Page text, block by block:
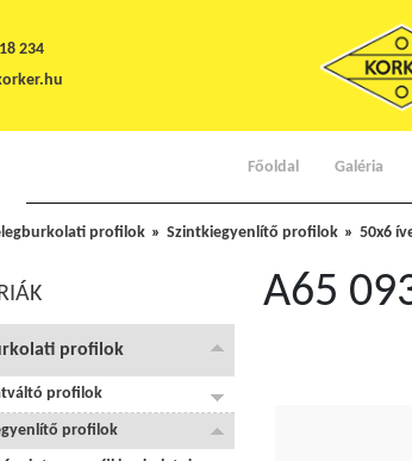
234
Főoldal Galéria
profilok Szintkiegyenlítő profilok 50x6
profilok
profilok
profilok
A65